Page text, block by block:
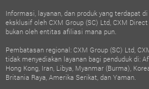
Informasi, layanan, dan produk yang terdapat
eksklusif oleh CXM Group (SC) Ltd, CXM
bukan oleh entitas afiliasi mana pun.
Pembatasan regional: CXM Group (SC) Ltd,
tidak menyediakan layanan bagi penduduk di:
Hong Kong, Iran, Libya, Myanmar (Burma),
Britania Raya, Amerika Serikat, dan Yaman.